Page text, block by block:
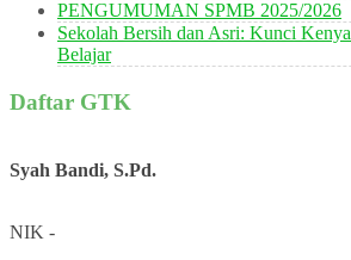
PENGUMUMAN SPMB 2025/2026
Sekolah Bersih dan Asri: Kunci
Belajar
Daftar GTK
Syah Bandi, S.Pd.
NIK -